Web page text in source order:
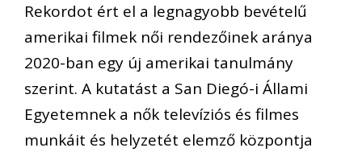
Rekordot ért el a legnagyobb bevételű
amerikai filmek női rendezőinek aránya
2020-ban egy új amerikai tanulmány
szerint. A kutatást a San Diegó-i Állami
Egyetemnek a nők televíziós és filmes
munkáit és helyzetét elemző központja